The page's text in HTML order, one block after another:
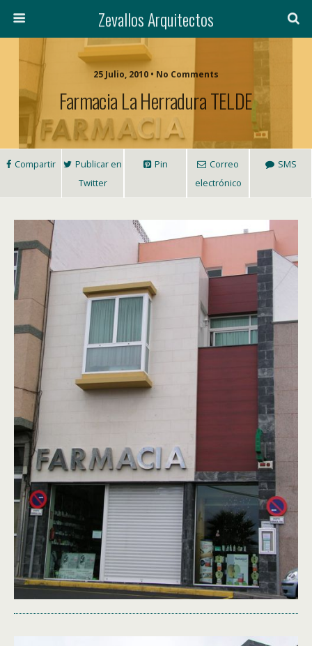
Zevallos Arquitectos
25 Julio, 2010 • No Comments
Farmacia La Herradura TELDE
Compartir
Publicar en
Twitter
Pin
Correo
electrónico
SMS